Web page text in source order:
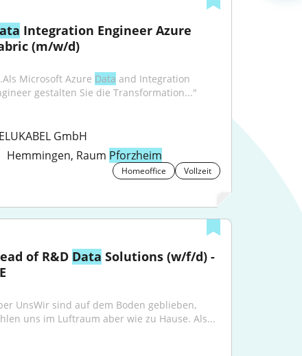
Integration Engineer Azure
(m/w/d)
Microsoft Azure Data and Integration
gestalten Sie die Transformation..."
GmbH
Hemmingen, Raum Pforzheim
Homeoffice Vollzeit
of R&D Data Solutions (w/f/d) -
UnsWir sind auf dem Boden geblieben,
uns im Luftraum aber wie zu Hause. Als...